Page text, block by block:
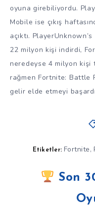
oyuna girebiliyordu.
Mobile ise çıkış
açıktı.
22 milyon kişi indirdi,
neredeyse 4 milyon kişi
rağmen Fortnite: Battle
gelir elde etmeyi
Etiketler: Fortnite,
Son